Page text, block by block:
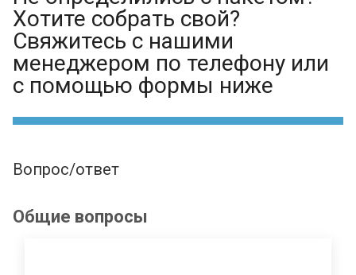
Хотите собрать свой?
Свяжитесь с нашими
менеджером по телефону или
с помощью формы ниже
Вопрос/ответ
Общие вопросы